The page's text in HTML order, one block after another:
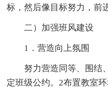
标，然后像目标努力，前
二）加强班风建设
1．营造向上氛围
努力营造同等、围结
定班级公约。2布置教室